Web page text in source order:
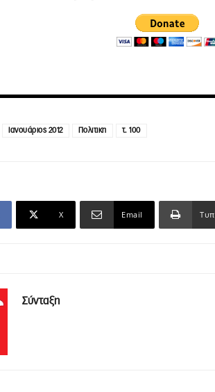
Ιανουάριος 2012 Πολιτικη τ. 100
X Email
Σύνταξη